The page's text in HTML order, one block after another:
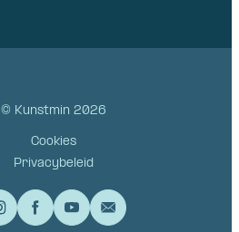
© Kunstmin 2026
Cookies
Privacybeleid